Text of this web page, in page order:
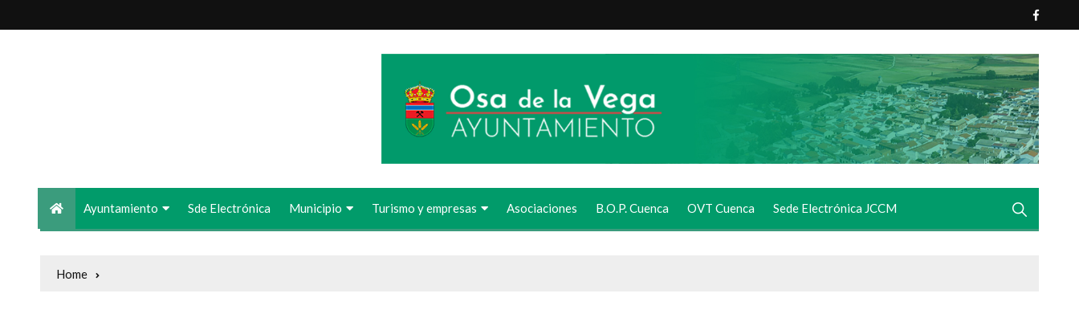
Ayuntamiento Sde Electrónica Municipio Turismo y empresas Asociaciones B.O.P. Cuenca OVT Cuenca Sede Electrónica JCCM
Home